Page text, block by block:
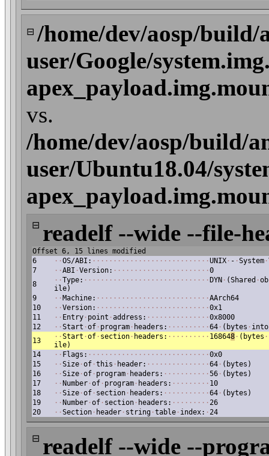
⊟ /home/dev/aosp/
user/Google/
vs.
/home/dev/aosp/build/
user/Ubuntu18.04/
⊟ readelf --wide --file-
Offset 6, 15 lines modified
6
· ·OS/ABI: · · · · · · · · · · · · · · · · · · · · · · · · · · · ·UNIX · - ·System ·
7
· ·ABI ·Version: · · · · · · · · · · · · · · · · · · · · · · ·0
8
· ·Type: · · · · · · · · · · · · · · · · · · · · · · · · · · · · · · DYN · (Shared ·
ile)
9
· · Machine: · · · · · · · · · · · · · · · · · · · · · · · · · · ·AArch64
10
· ·Version: · · · · · · · · · · · · · · · · · · · · · · · · · · ·0x1
11
· · Entry · point ·address: · · · · · · · · · · · · · · ·0x8000
12
· ·Start ·of · program · headers: · · · · · · · · · ·64 · (bytes · into
13
· ·Start ·of · section · headers: · · · · · · · · · · 168648 · (bytes ·
ile)
14
· · Flags: · · · · · · · · · · · · · · · · · · · · · · · · · · · · ·0x0
15
· ·Size ·of ·this · header: · · · · · · · · · · · · · · ·64 · (bytes)
16
· ·Size ·of · program · headers: · · · · · · · · · · ·56 · (bytes)
17
· · Number ·of · program · headers: · · · · · · · · · 10
18
· ·Size ·of · section · headers: · · · · · · · · · · ·64 · (bytes)
19
· · Number ·of · section · headers: · · · · · · · · ·26
20
· ·Section · header · string ·table · index: ·24
⊟ readelf --wide --